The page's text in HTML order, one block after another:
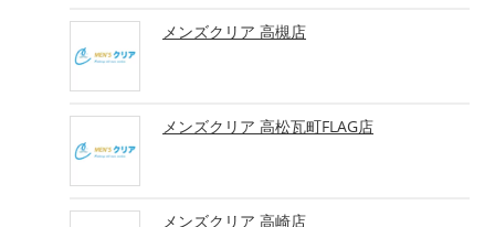
メンズクリア 高槻店
メンズクリア 高松瓦町FLAG店
メンズクリア 高崎店